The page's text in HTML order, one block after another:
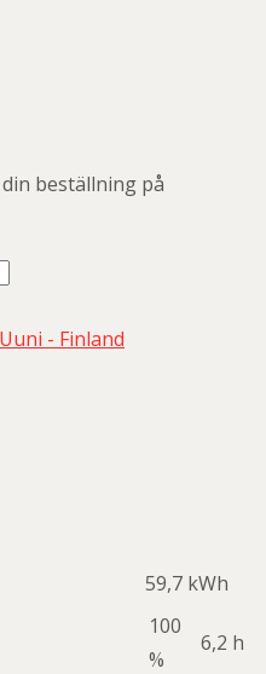
beställning på
- Finland
59,7 kWh
100
%
6,2 h